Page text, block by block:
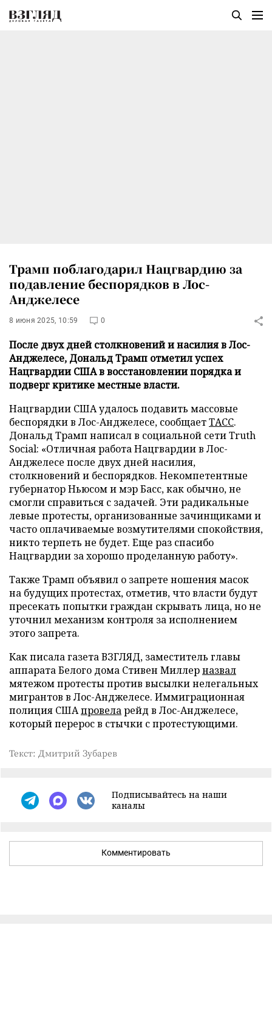
Трамп поблагодарил Нацгвардию за
подавление беспорядков в Лос-
Анджелесе
8 июня 2025, 10:59 0
После двух дней столкновений и насилия в Лос-
Анджелесе, Дональд Трамп отметил успех
Нацгвардии США в восстановлении порядка и
подверг критике местные власти.
Нацгвардии США удалось подавить массовые
беспорядки в Лос-Анджелесе, сообщаетТАСС.
Дональд Трамп написал в социальной сети Truth
Social: «Отличная работа Нацгвардии в Лос-
Анджелесе после двух дней насилия,
столкновений и беспорядков. Некомпетентные
губернатор Ньюсом и мэр Басс, как обычно, не
смогли справиться с задачей. Эти радикальные
левые протесты, организованные зачинщиками и
часто оплачиваемые возмутителями спокойствия,
никто терпеть не будет. Еще раз спасибо
Нацгвардии за хорошо проделанную работу».
Также Трамп объявил о запрете ношения масок
на будущих протестах, отметив, что власти будут
пресекать попытки граждан скрывать лица, но не
уточнил механизм контроля за исполнением
этого запрета.
Как писала газета ВЗГЛЯД, заместитель главы
аппарата Белого дома Стивен Миллерназвал
мятежом протесты против высылки нелегальных
мигрантов в Лос-Анджелесе. Иммиграционная
полиция СШАпровеларейд в Лос-Анджелесе,
который перерос в стычки с протестующими.
Текст: Дмитрий Зубарев
Подписывайтесь на наши
каналы
Комментировать